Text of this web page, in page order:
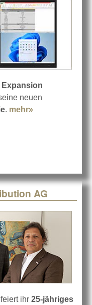
neuen
. mehr»
AG
feiert ihr 25-jähriges